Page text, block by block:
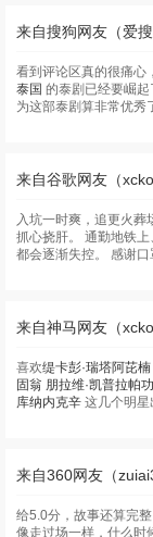
来自搜狗网友（爱
看到评论区真的很痛心，
泰国 的泰剧已经要崛
为这部泰剧算非常优秀
来自谷歌网友（
入坑一时爽，追更火葬
抓心挠肝。 通勤地铁
都会逐渐失控。 感谢口
来自神马网友（
喜欢缇卡彭·瑞塔阿芘楠
固翁 朋拉维·凯普拉帕功
库纳内克辛 这几个明
来自360网友（
给5.0分，故事还算完
像走过场一样，什么时